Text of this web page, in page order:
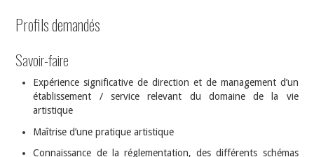
Profils demandés
Savoir-faire
Expérience significative de direction et de management d’un
établissement / service relevant du domaine de la vie
artistique
Maîtrise d’une pratique artistique
Connaissance de la réglementation, des différents schémas